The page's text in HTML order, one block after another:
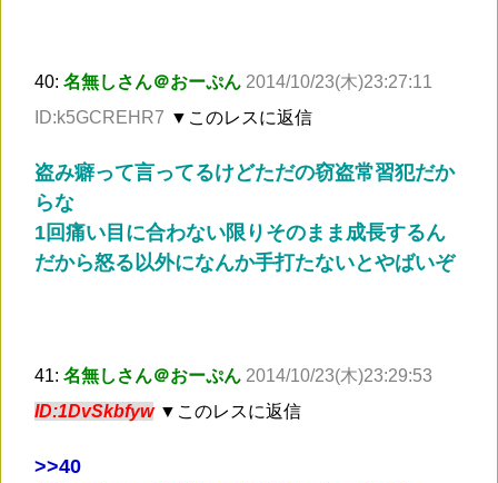
40: 名無しさん＠おーぷん 2014/10/23(木)23:27:11
ID:k5GCREHR7 ▼このレスに返信
盗み癖って言ってるけどただの窃盗常習犯だか
らな
1回痛い目に合わない限りそのまま成長するん
だから怒る以外になんか手打たないとやばいぞ
41: 名無しさん＠おーぷん 2014/10/23(木)23:29:53
ID:1DvSkbfyw ▼このレスに返信
>>40